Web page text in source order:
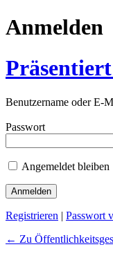
Anmelden
Benutzername oder E-
Passwort
Angemeldet bleiben
Registrieren | Passwort
← Zu